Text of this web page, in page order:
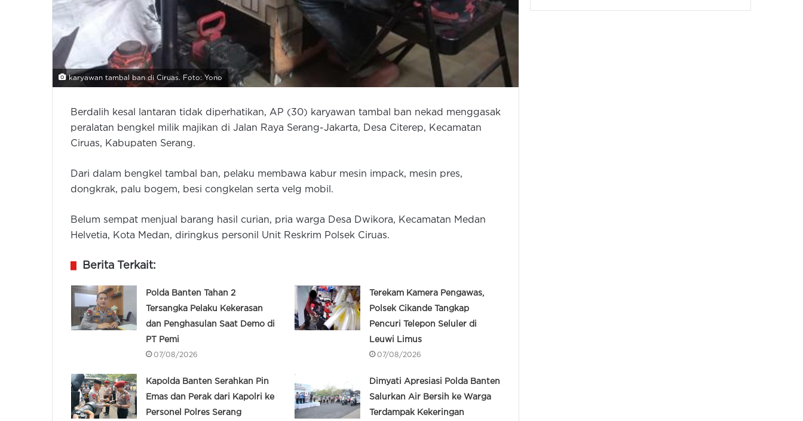
karyawan tambal ban di Ciruas. Foto: Yono
Berdalih kesal lantaran tidak diperhatikan, AP (30) karyawan tambal ban nekad menggasak
peralatan bengkel milik majikan di Jalan Raya Serang-Jakarta, Desa Citerep, Kecamatan
Ciruas, Kabupaten Serang.
Dari dalam bengkel tambal ban, pelaku membawa kabur mesin impack, mesin pres,
dongkrak, palu bogem, besi congkelan serta velg mobil.
Belum sempat menjual barang hasil curian, pria warga Desa Dwikora, Kecamatan Medan
Helvetia, Kota Medan, diringkus personil Unit Reskrim Polsek Ciruas.
Berita Terkait:
Polda Banten Tahan 2
Tersangka Pelaku Kekerasan
dan Penghasulan Saat Demo di
PT Pemi
07/08/2026
Terekam Kamera Pengawas,
Polsek Cikande Tangkap
Pencuri Telepon Seluler di
Leuwi Limus
07/08/2026
Kapolda Banten Serahkan Pin
Emas dan Perak dari Kapolri ke
Personel Polres Serang
Dimyati Apresiasi Polda Banten
Salurkan Air Bersih ke Warga
Terdampak Kekeringan